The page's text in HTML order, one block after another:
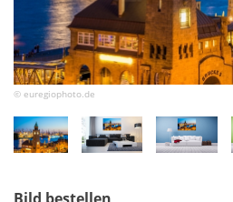
© euregiophoto.de